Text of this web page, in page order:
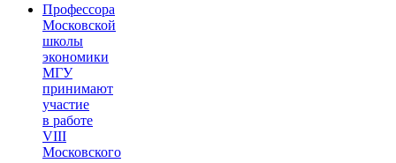
Профессора
Московской
школы
экономики
МГУ
принимают
участие
в работе
VIII
Московского